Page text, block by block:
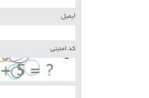
ایمیل
کد امنیتی